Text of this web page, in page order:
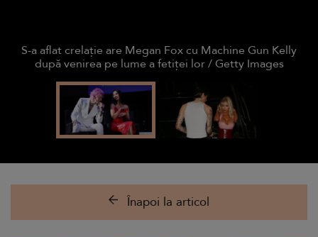
S-a aflat crelație are Megan Fox cu Machine Gun Kelly
după venirea pe lume a fetiței lor / Getty Images
Înapoi la articol